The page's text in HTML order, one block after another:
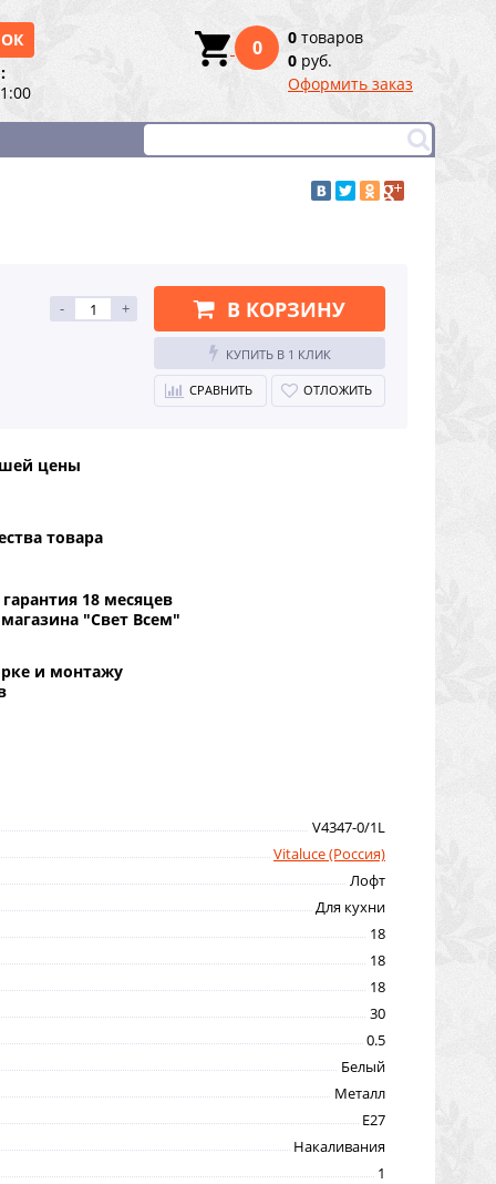
0 0 товаров
0 руб.
Оформить заказ
- + В КОРЗИНУ
КУПИТЬ В 1 КЛИК
СРАВНИТЬ ОТЛОЖИТЬ
цены
товара
18 месяцев
"Свет Всем"
и монтажу
V4347-0/1L
Vitaluce (Россия)
Лофт
Для кухни
18
18
18
30
0.5
Белый
Металл
E27
Накаливания
1